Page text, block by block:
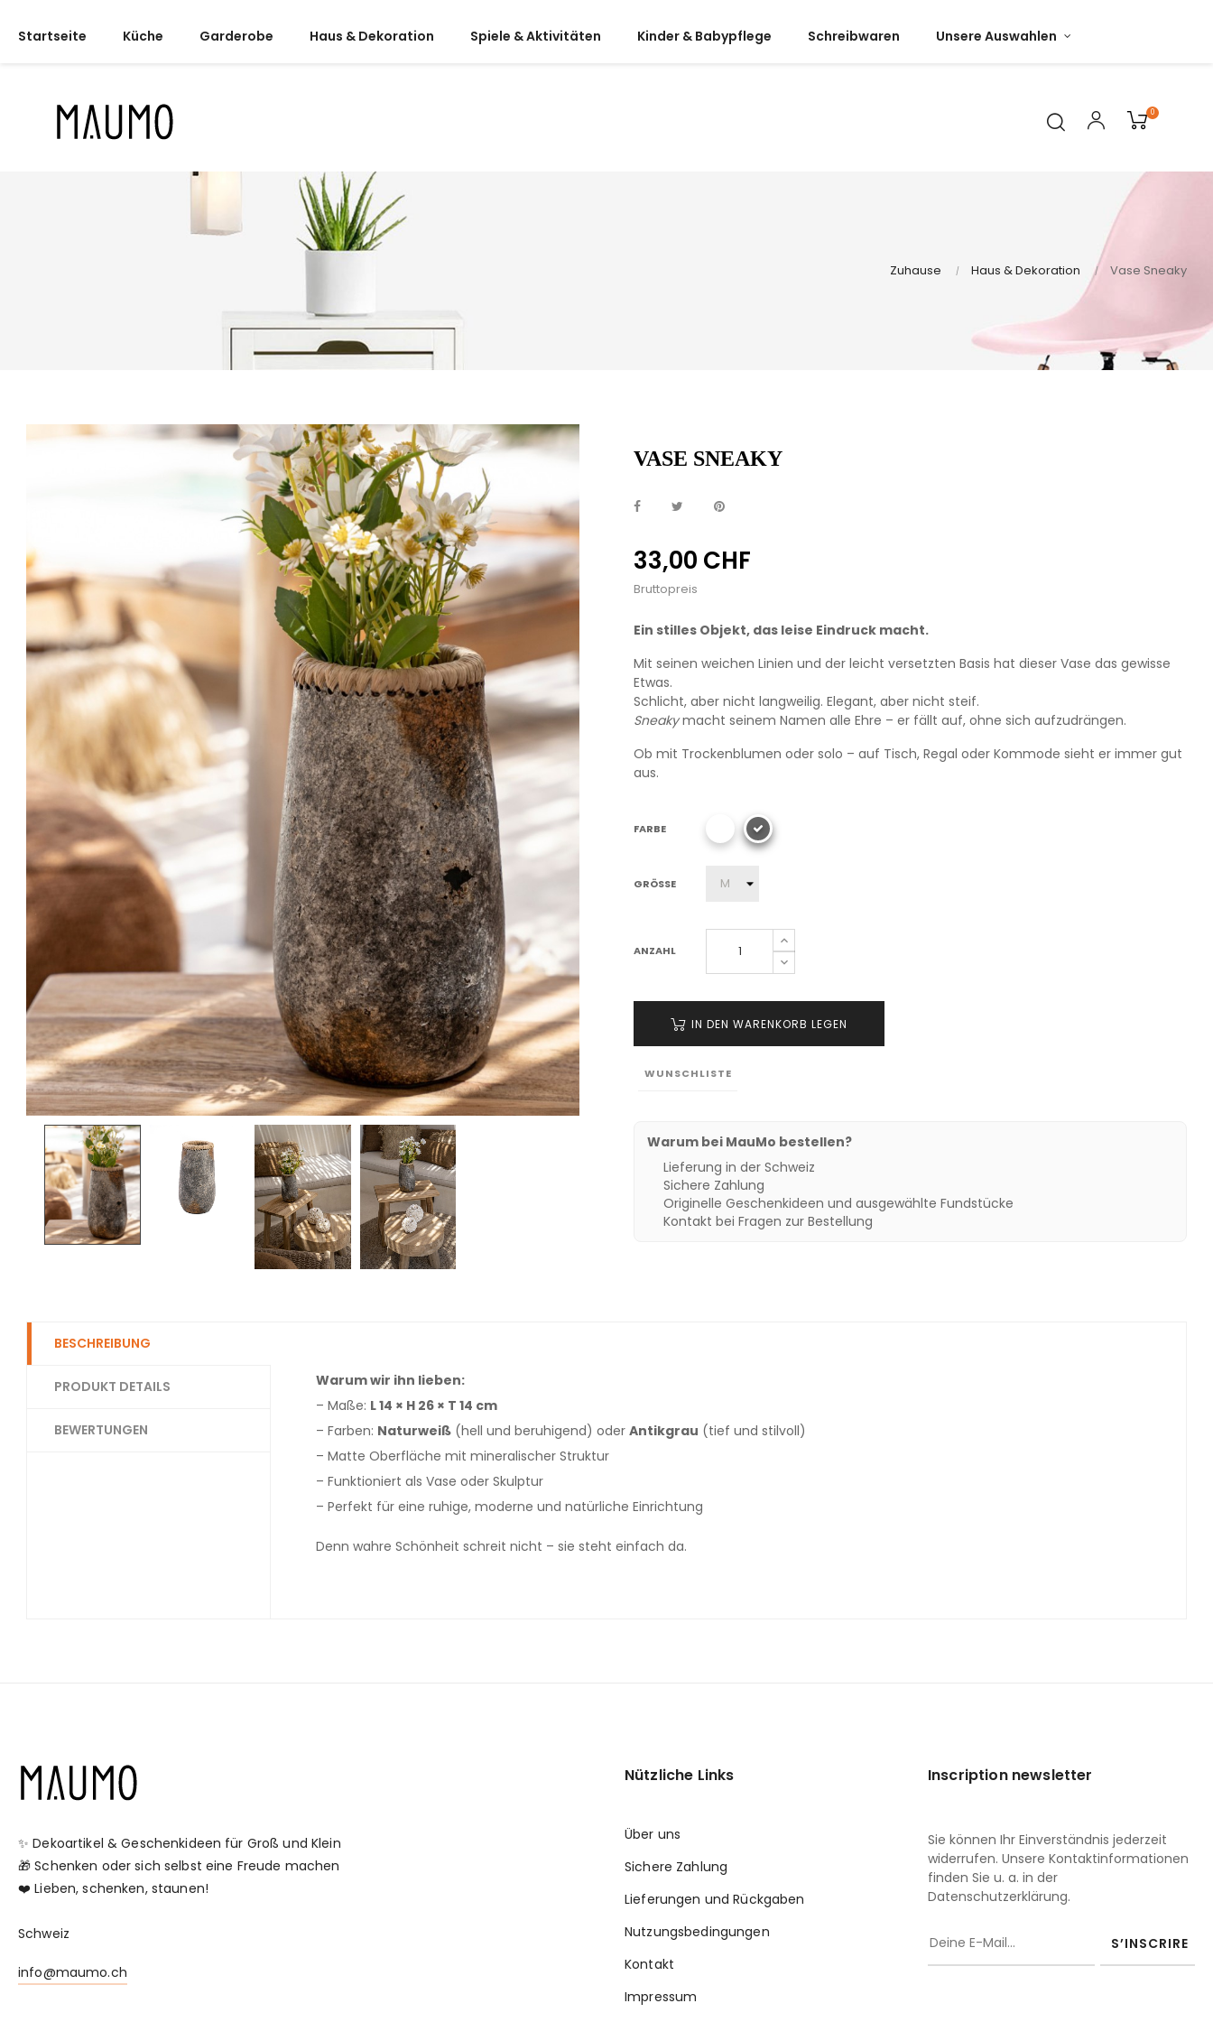
Startseite Küche Garderobe Haus & Dekoration Spiele & Aktivitäten Kinder & Babypflege Schreibwaren Unsere Auswahlen
0
Zuhause Haus & Dekoration Vase Sneaky
VASE SNEAKY
33,00 CHF
Bruttopreis
Ein stilles Objekt, das leise Eindruck macht.
Mit seinen weichen Linien und der leicht versetzten Basis hat dieser Vase das gewisse
Etwas.
Schlicht, aber nicht langweilig. Elegant, aber nicht steif.
Sneakymacht seinem Namen alle Ehre – er fällt auf, ohne sich aufzudrängen.
Ob mit Trockenblumen oder solo – auf Tisch, Regal oder Kommode sieht er immer gut
aus.
FARBE
GRÖSSE
ANZAHL
IN DEN WARENKORB LEGEN
WUNSCHLISTE
Warum bei MauMo bestellen?
Lieferung in der Schweiz
Sichere Zahlung
Originelle Geschenkideen und ausgewählte Fundstücke
Kontakt bei Fragen zur Bestellung
BESCHREIBUNG
PRODUKT DETAILS
BEWERTUNGEN
Warum wir ihn lieben:
– Maße: L 14 × H 26 × T 14 cm
– Farben: Naturweiß (hell und beruhigend) oder Antikgrau (tief und stilvoll)
– Matte Oberfläche mit mineralischer Struktur
– Funktioniert als Vase oder Skulptur
– Perfekt für eine ruhige, moderne und natürliche Einrichtung
Denn wahre Schönheit schreit nicht – sie steht einfach da.
✨ Dekoartikel & Geschenkideen für Groß und Klein
🎁 Schenken oder sich selbst eine Freude machen
❤️ Lieben, schenken, staunen!
Schweiz
info@maumo.ch
Nützliche Links
Über uns
Sichere Zahlung
Lieferungen und Rückgaben
Nutzungsbedingungen
Kontakt
Impressum
Inscription newsletter
Sie können Ihr Einverständnis jederzeit
widerrufen. Unsere Kontaktinformationen
finden Sie u. a. in der
Datenschutzerklärung.
S’INSCRIRE